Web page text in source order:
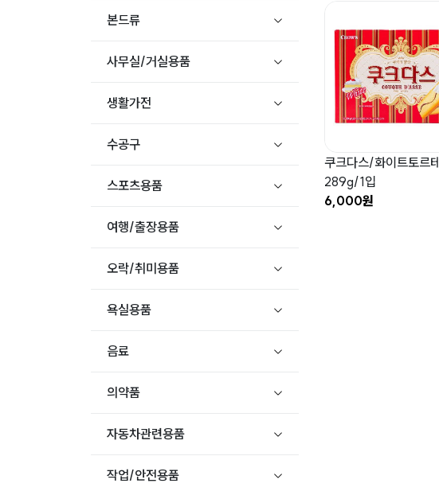
본드류
사무실/거실용품
생활가전
수공구
스포츠용품
여행/출장용품
오락/취미용품
욕실용품
음료
의약품
자동차관련용품
작업/안전용품
쿠크다스/화이트토르테
289g/1입
6,000원